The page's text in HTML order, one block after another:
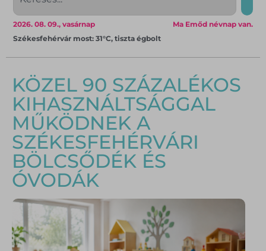
Ma Emőd névnap van.
2026. 08. 09., vasárnap
Székesfehérvár most: 31°C, tiszta égbolt
KÖZEL 90 SZÁZALÉKOS
KIHASZNÁLTSÁGGAL
MŰKÖDNEK A
SZÉKESFEHÉRVÁRI
BÖLCSŐDÉK ÉS
ÓVODÁK